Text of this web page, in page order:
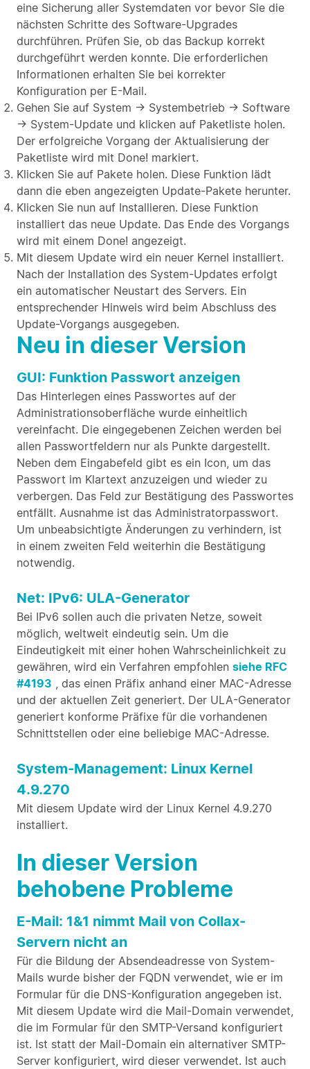
eine Sicherung aller Systemdaten vor bevor Sie die
nächsten Schritte des Software-Upgrades
durchführen. Prüfen Sie, ob das Backup korrekt
durchgeführt werden konnte. Die erforderlichen
Informationen erhalten Sie bei korrekter
Konfiguration per E-Mail.
Gehen Sie auf System → Systembetrieb → Software
→ System-Update und klicken auf Paketliste holen.
Der erfolgreiche Vorgang der Aktualisierung der
Paketliste wird mit Done! markiert.
Klicken Sie auf Pakete holen. Diese Funktion lädt
dann die eben angezeigten Update-Pakete herunter.
Klicken Sie nun auf Installieren. Diese Funktion
installiert das neue Update. Das Ende des Vorgangs
wird mit einem Done! angezeigt.
Mit diesem Update wird ein neuer Kernel installiert.
Nach der Installation des System-Updates erfolgt
ein automatischer Neustart des Servers. Ein
entsprechender Hinweis wird beim Abschluss des
Update-Vorgangs ausgegeben.
Neu in dieser Version
GUI: Funktion Passwort anzeigen
Das Hinterlegen eines Passwortes auf der
Administrationsoberfläche wurde einheitlich
vereinfacht. Die eingegebenen Zeichen werden bei
allen Passwortfeldern nur als Punkte dargestellt.
Neben dem Eingabefeld gibt es ein Icon, um das
Passwort im Klartext anzuzeigen und wieder zu
verbergen. Das Feld zur Bestätigung des Passwortes
entfällt. Ausnahme ist das Administratorpasswort.
Um unbeabsichtigte Änderungen zu verhindern, ist
in einem zweiten Feld weiterhin die Bestätigung
notwendig.
Net: IPv6: ULA-Generator
Bei IPv6 sollen auch die privaten Netze, soweit
möglich, weltweit eindeutig sein. Um die
Eindeutigkeit mit einer hohen Wahrscheinlichkeit zu
gewähren, wird ein Verfahren empfohlen siehe RFC
#4193 , das einen Präfix anhand einer MAC-Adresse
und der aktuellen Zeit generiert. Der ULA-Generator
generiert konforme Präfixe für die vorhandenen
Schnittstellen oder eine beliebige MAC-Adresse.
System-Management: Linux Kernel
4.9.270
Mit diesem Update wird der Linux Kernel 4.9.270
installiert.
In dieser Version
behobene Probleme
E-Mail: 1&1 nimmt Mail von Collax-
Servern nicht an
Für die Bildung der Absendeadresse von System-
Mails wurde bisher der FQDN verwendet, wie er im
Formular für die DNS-Konfiguration angegeben ist.
Mit diesem Update wird die Mail-Domain verwendet,
die im Formular für den SMTP-Versand konfiguriert
ist. Ist statt der Mail-Domain ein alternativer SMTP-
Server konfiguriert, wird dieser verwendet. Ist auch